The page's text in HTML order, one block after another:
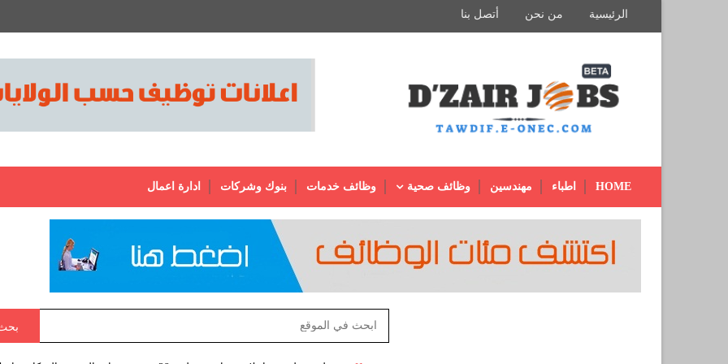
الرئيسية من نحن أتصل بنا
HOME اطباء مهندسين وظائف صحية وظائف خدمات بنوك وشركات ادارة اعمال